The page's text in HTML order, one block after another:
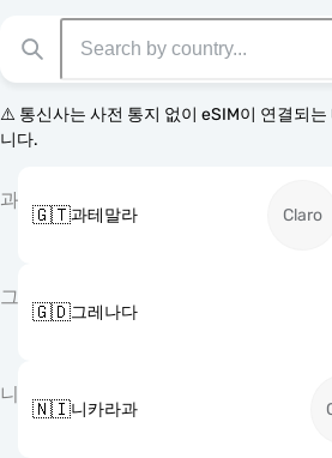
⚠️ 통신사는 사전 통지 없이 eSIM이 연결되
니다.
과
🇬🇹과테말라 Claro
그
🇬🇩그레나다
니
🇳🇮니카라과